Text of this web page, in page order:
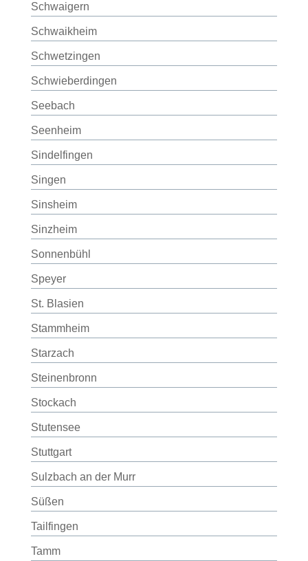
Schwaigern
Schwaikheim
Schwetzingen
Schwieberdingen
Seebach
Seenheim
Sindelfingen
Singen
Sinsheim
Sinzheim
Sonnenbühl
Speyer
St. Blasien
Stammheim
Starzach
Steinenbronn
Stockach
Stutensee
Stuttgart
Sulzbach an der Murr
Süßen
Tailfingen
Tamm